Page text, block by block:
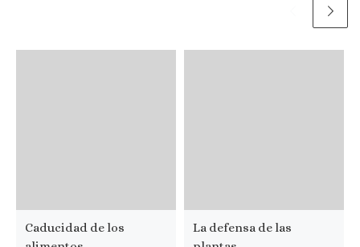
Caducidad de los
La defensa de las